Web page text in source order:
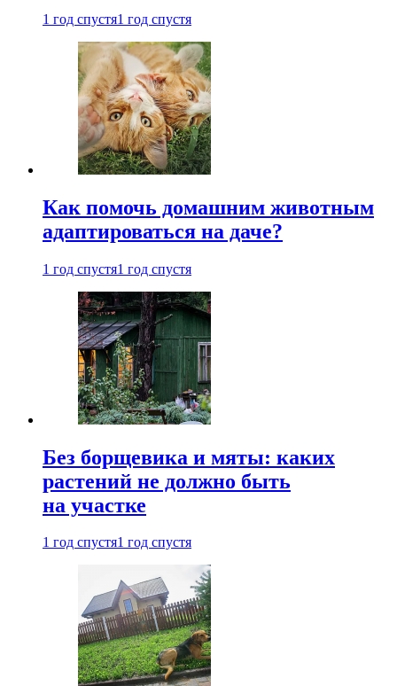
1 год спустя1 год спустя
Как помочь домашним животным
адаптироваться на даче?
1 год спустя1 год спустя
Без борщевика и мяты: каких
растений не должно быть
на участке
1 год спустя1 год спустя